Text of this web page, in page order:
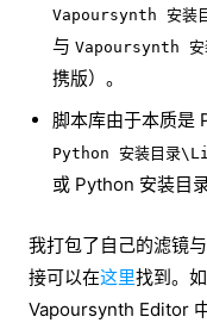
Vapoursynth 安
与 Vapoursynth
携版）。
脚本库由于本质是
Python 安装目录
或 Python 安装目
我打包了自己的滤镜
接可以在这里找到。
Vapoursynth Editor